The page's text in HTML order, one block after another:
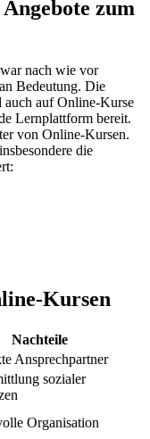
zum
nach wie vor
Bedeutung. Die
auch auf Online-Kurse
Lernplattform bereit.
von Online-Kursen.
die
Kursen
Nachteile
Ansprechpartner
sozialer
Organisation